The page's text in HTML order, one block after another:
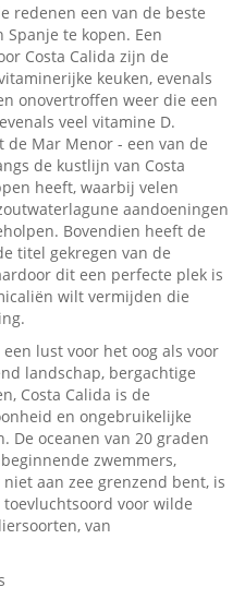
redenen een van de beste
te kopen. Een
Costa Calida zijn de
keuken, evenals
onovertroffen weer die een
veel vitamine D.
Mar Menor - een van de
de kustlijn van Costa
heeft, waarbij velen
aandoeningen
Bovendien heeft de
titel gekregen van de
dit een perfecte plek is
wilt vermijden die
lust voor het oog als voor
landschap, bergachtige
Costa Calida is de
en ongebruikelijke
De oceanen van 20 graden
zwemmers,
aan zee grenzend bent, is
voor wilde
van